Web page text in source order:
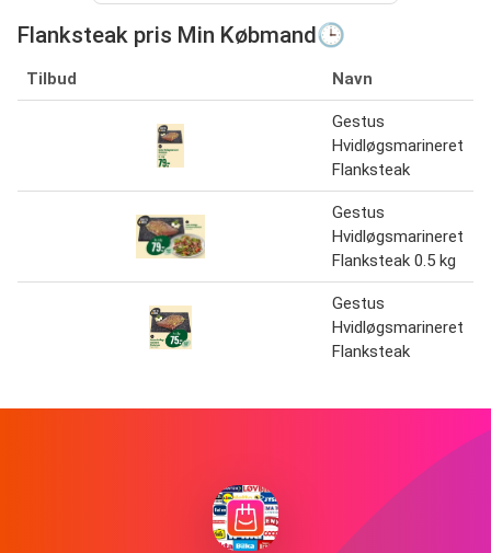
Flanksteak pris Min Købmand🕒
Tilbud Navn
Gestus
Hvidløgsmarineret
Flanksteak
Gestus
Hvidløgsmarineret
Flanksteak 0.5 kg
Gestus
Hvidløgsmarineret
Flanksteak